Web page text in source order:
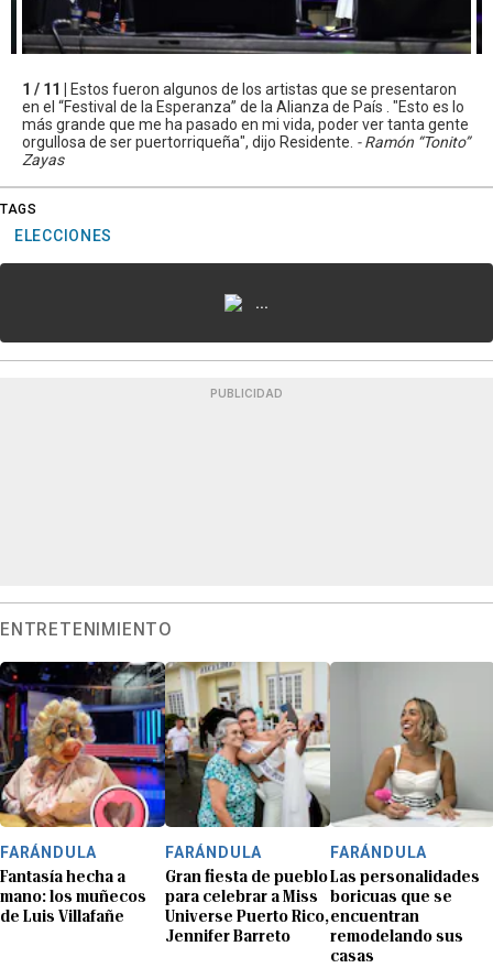
1 / 11 |
Estos fueron algunos de los artistas que se presentaron
en el “Festival de la Esperanza” de la Alianza de País . "Esto es lo
más grande que me ha pasado en mi vida, poder ver tanta gente
orgullosa de ser puertorriqueña", dijo Residente. - Ramón “Tonito”
Zayas
TAGS
ELECCIONES
...
PUBLICIDAD
ENTRETENIMIENTO
FARÁNDULA
Fantasía hecha a
mano: los muñecos
de Luis Villafañe
FARÁNDULA
Gran fiesta de pueblo
para celebrar a Miss
Universe Puerto Rico,
Jennifer Barreto
FARÁNDULA
Las personalidades
boricuas que se
encuentran
remodelando sus
casas